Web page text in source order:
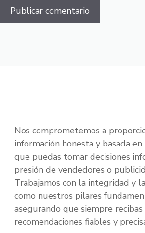
Nos comprometemos a
información honesta y basada en
que puedas tomar decisiones
presión de vendedores o
Trabajamos con la integridad y
como nuestros pilares
asegurando que siempre recibas
recomendaciones fiables y